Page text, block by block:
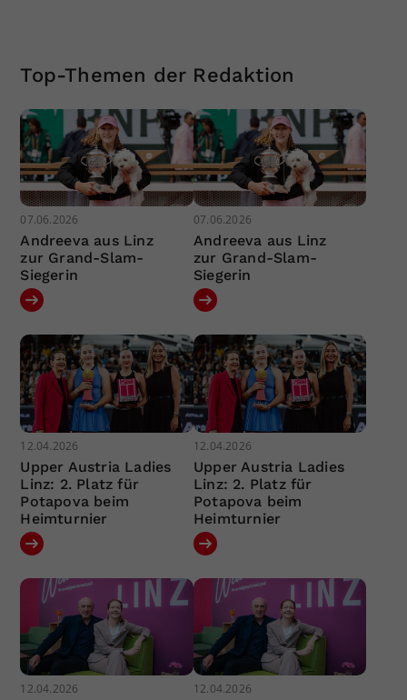
Top-Themen der Redaktion
07.06.2026
Andreeva aus Linz
zur Grand-Slam-
Siegerin
07.06.2026
Andreeva aus Linz
zur Grand-Slam-
Siegerin
12.04.2026
Upper Austria Ladies
Linz: 2. Platz für
Potapova beim
Heimturnier
12.04.2026
Upper Austria Ladies
Linz: 2. Platz für
Potapova beim
Heimturnier
12.04.2026 12.04.2026